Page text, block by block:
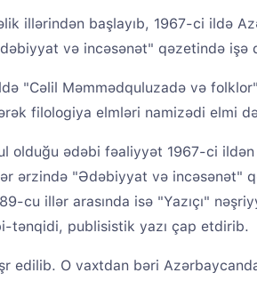
illərindən başlayıb, 1967-ci ildə
və incəsənət" qəzetində işə
"Cəlil Məmmədquluzadə və
filologiya elmləri namizədi elmi
olduğu ədəbi fəaliyyət 1967-ci
ərzində "Ədəbiyyat və incəsənət"
cu illər arasında isə "Yazıçı"
tənqidi, publisistik yazı çap etdirib.
edilib. O vaxtdan bəri